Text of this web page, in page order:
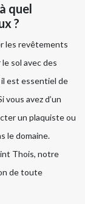
quel
?
les revêtements
sol avec des
est essentiel de
avez d’un
un plaquiste ou
le domaine.
Thois, notre
de toute